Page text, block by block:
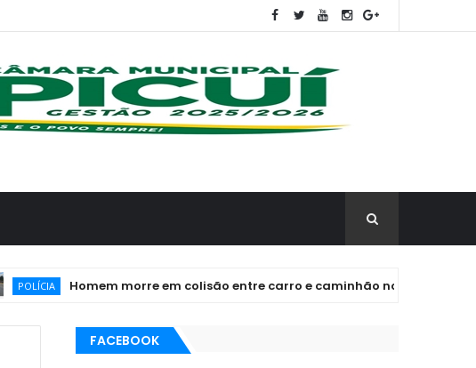
Homem morre em colisão entre carro e caminhão no interior do RN
FACEBOOK